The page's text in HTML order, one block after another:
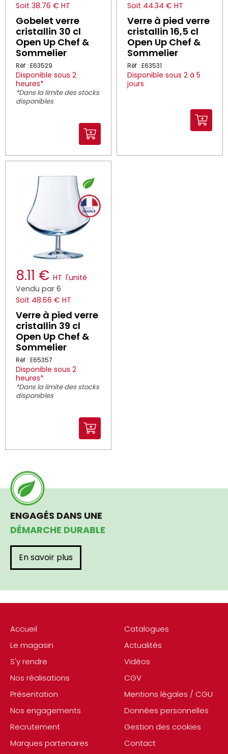
Soit 38.76 € HT
Gobelet verre
cristallin 30 cl
Open Up Chef &
Sommelier
Réf : E63529
Disponible sous 2
heures*
*Dans la limite des stocks
disponibles
Soit 44.34 € HT
Verre à pied verre
cristallin 16,5 cl
Open Up Chef &
Sommelier
Réf : E63531
Disponible sous 2 à 5
jours
8.11 € HT l'unité
Vendu par 6
Soit 48.66 € HT
Verre à pied verre
cristallin 39 cl
Open Up Chef &
Sommelier
Réf : E65357
Disponible sous 2
heures*
*Dans la limite des stocks
disponibles
Accueil
Le magasin
S'y rendre
Nos réalisations
Présentation
Nos engagements
Recrutement
Marques partenaires
Catalogues
Actualités
Vidéos
CGV
Mentions légales / CGU
Données personnelles
Gestion des cookies
Contact
ENGAGÉS DANS UNE
DÉMARCHE DURABLE
En savoir plus